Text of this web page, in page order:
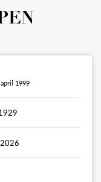
1999